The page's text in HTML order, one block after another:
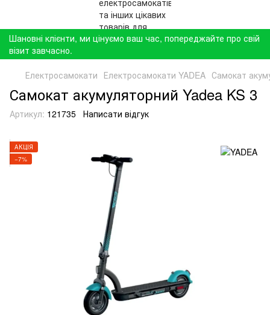
Шановні клієнти, ми цінуємо ваш час, попереджайте про свій
візит завчасно.
Електросамокати Електросамокати YADEA Самокат
Самокат акумуляторний Yadea KS 3
Артикул: 121735 Написати відгук
АКЦІЯ
−7%